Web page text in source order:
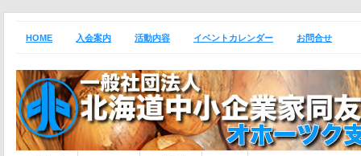
HOME 入会案内 活動内容 イベントカレンダー お問合せ